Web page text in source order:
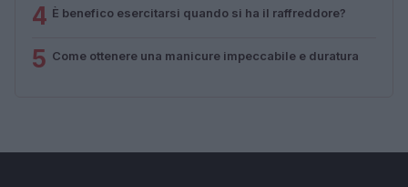
4 È benefico esercitarsi quando si ha il raffreddore?
5 Come ottenere una manicure impeccabile e duratura